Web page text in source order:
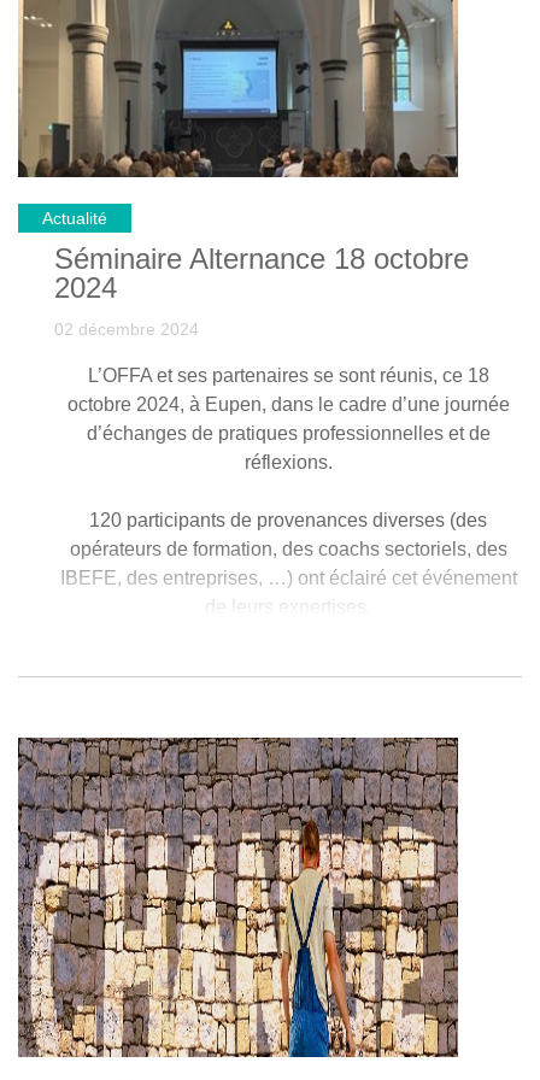
Actualité
Séminaire Alternance 18 octobre
2024
02 décembre 2024
L’OFFA et ses partenaires se sont réunis, ce 18
octobre 2024, à Eupen, dans le cadre d’une journée
d’échanges de pratiques professionnelles et de
réflexions.
120 participants de provenances diverses (des
opérateurs de formation, des coachs sectoriels, des
IBEFE, des entreprises, …) ont éclairé cet événement
de leurs expertises.